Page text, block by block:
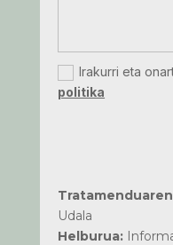
Irakurri eta
politika
Udala
Helburua: